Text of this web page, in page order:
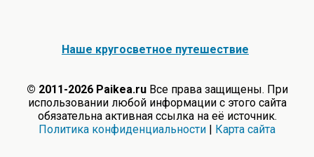
Наше кругосветное путешествие
© 2011-2026 Paikea.ruВсе права защищены. При
использовании любой информации с этого сайта
обязательна активная ссылка на её источник.
Политика конфиденциальности | Карта сайта